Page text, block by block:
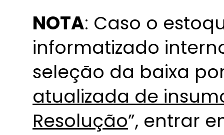
NOTA: Caso o
informatizado
seleção da baixa
atualizada de
Resolução”, entrar